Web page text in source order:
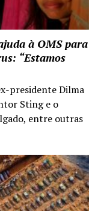
à OMS para
“Estamos
presidente Dilma
Sting e o
entre outras